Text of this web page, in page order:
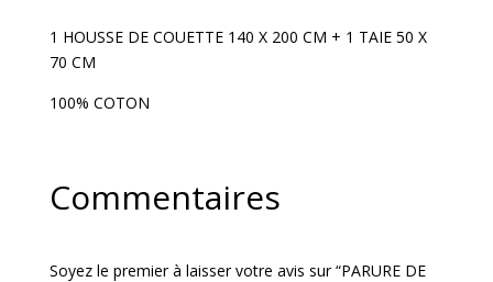
X
200
1 HOUSSE DE COUETTE 140 X 200 CM + 1 TAIE 50 X
70 CM
100% COTON
Commentaires
Soyez le premier à laisser votre avis sur “PARURE DE